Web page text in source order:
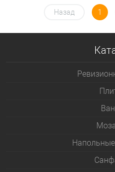
Назад 1